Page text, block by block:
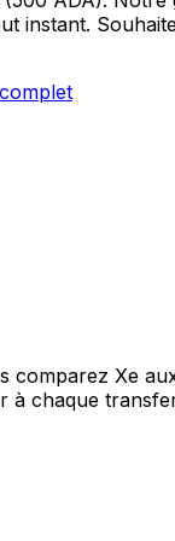
instant.
comparez Xe
à chaque